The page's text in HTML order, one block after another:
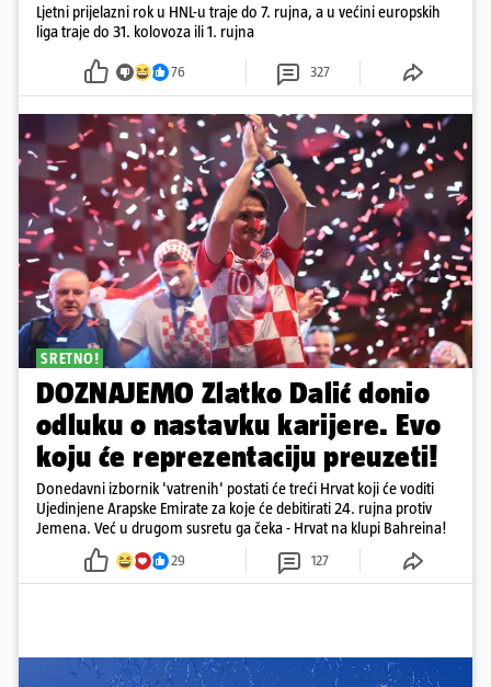
Ljetni prijelazni rok u HNL-u traje do 7. rujna, a u većini europskih
liga traje do 31. kolovoza ili 1. rujna
76 327
SRETNO!
DOZNAJEMO Zlatko Dalić donio
odluku o nastavku karijere. Evo
koju će reprezentaciju preuzeti!
Donedavni izbornik 'vatrenih' postati će treći Hrvat koji će voditi
Ujedinjene Arapske Emirate za koje će debitirati 24. rujna protiv
Jemena. Već u drugom susretu ga čeka - Hrvat na klupi Bahreina!
29 127